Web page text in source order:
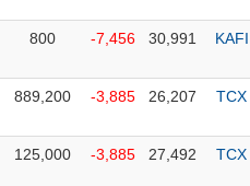
800 -7,456 30,991 KAFI
889,200 -3,885 26,207 TCX
125,000 -3,885 27,492 TCX